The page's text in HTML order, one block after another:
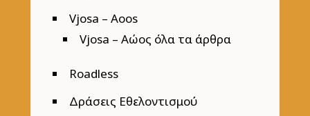
Vjosa – Aoos
Vjosa – Αώος όλα τα άρθρα
Roadless
Δράσεις Εθελοντισμού